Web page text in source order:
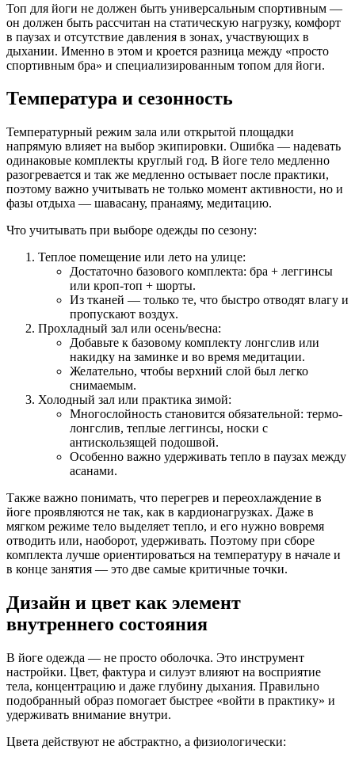
Топ для йоги не должен быть универсальным спортивным —
он должен быть рассчитан на статическую нагрузку, комфорт
в паузах и отсутствие давления в зонах, участвующих в
дыхании. Именно в этом и кроется разница между «просто
спортивным бра» и специализированным топом для йоги.
Температура и сезонность
Температурный режим зала или открытой площадки
напрямую влияет на выбор экипировки. Ошибка — надевать
одинаковые комплекты круглый год. В йоге тело медленно
разогревается и так же медленно остывает после практики,
поэтому важно учитывать не только момент активности, но и
фазы отдыха — шавасану, пранаяму, медитацию.
Что учитывать при выборе одежды по сезону:
Теплое помещение или лето на улице:
Достаточно базового комплекта: бра + леггинсы
или кроп-топ + шорты.
Из тканей — только те, что быстро отводят влагу и
пропускают воздух.
Прохладный зал или осень/весна:
Добавьте к базовому комплекту лонгслив или
накидку на заминке и во время медитации.
Желательно, чтобы верхний слой был легко
снимаемым.
Холодный зал или практика зимой:
Многослойность становится обязательной: термо-
лонгслив, теплые леггинсы, носки с
антискользящей подошвой.
Особенно важно удерживать тепло в паузах между
асанами.
Также важно понимать, что перегрев и переохлаждение в
йоге проявляются не так, как в кардионагрузках. Даже в
мягком режиме тело выделяет тепло, и его нужно вовремя
отводить или, наоборот, удерживать. Поэтому при сборе
комплекта лучше ориентироваться на температуру в начале и
в конце занятия — это две самые критичные точки.
Дизайн и цвет как элемент
внутреннего состояния
В йоге одежда — не просто оболочка. Это инструмент
настройки. Цвет, фактура и силуэт влияют на восприятие
тела, концентрацию и даже глубину дыхания. Правильно
подобранный образ помогает быстрее «войти в практику» и
удерживать внимание внутри.
Цвета действуют не абстрактно, а физиологически: